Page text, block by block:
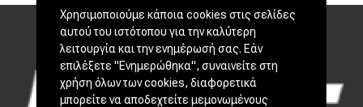
Χρησιμοποιούμε κάποια cookies στις σελίδες
αυτού του ιστότοπου για την καλύτερη
λειτουργία και την ενημέρωσή σας. Εάν
επιλέξετε "Ενημερώθηκα", συναινείτε στη
χρήση όλων των cookies, διαφορετικά
μπορείτε να αποδεχτείτε μεμονωμένους